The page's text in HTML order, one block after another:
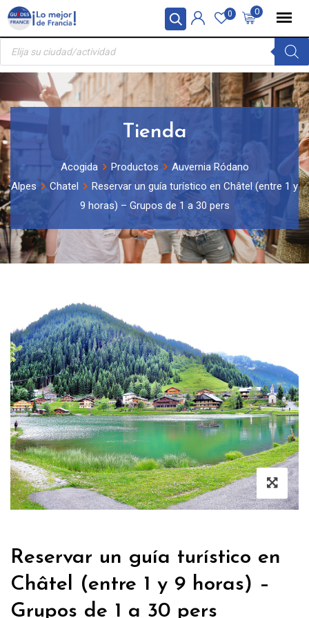
Panel de gestión de cookies
Skip
content
0
0
Búsqueda
productos
Tienda
Acogida Productos
Auvernia Ródano
Alpes
Chatel
Reservar un guía turístico en Châtel (entre 1 y
9 horas) – Grupos de 1 a 30 pers
Reservar un guía turístico en
Châtel (entre 1 y 9 horas) –
Grupos de 1 a 30 pers